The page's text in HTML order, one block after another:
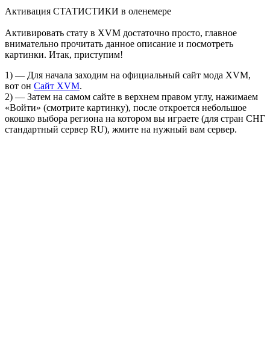
Активация СТАТИСТИКИ в оленемере
Активировать стату в XVM достаточно просто, главное
внимательно прочитать данное описание и посмотреть
картинки. Итак, приступим!
1) — Для начала заходим на официальный сайт мода XVM,
вот он Сайт XVM.
2) — Затем на самом сайте в верхнем правом углу, нажимаем
«Войти» (смотрите картинку), после откроется небольшое
окошко выбора региона на котором вы играете (для стран СНГ
стандартный сервер RU), жмите на нужный вам сервер.